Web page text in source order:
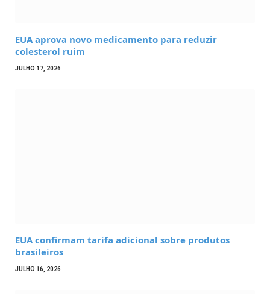
EUA aprova novo medicamento para reduzir
colesterol ruim
JULHO 17, 2026
EUA confirmam tarifa adicional sobre produtos
brasileiros
JULHO 16, 2026